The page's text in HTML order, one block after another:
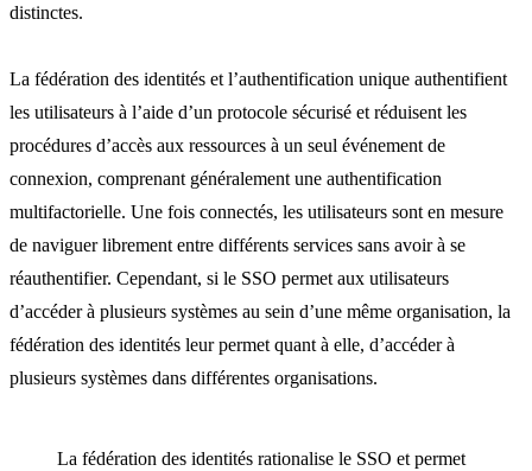
distinctes.
La fédération des identités et l’authentification unique authentifient
les utilisateurs à l’aide d’un protocole sécurisé et réduisent les
procédures d’accès aux ressources à un seul événement de
connexion, comprenant généralement une authentification
multifactorielle. Une fois connectés, les utilisateurs sont en mesure
de naviguer librement entre différents services sans avoir à se
réauthentifier. Cependant, si le SSO permet aux utilisateurs
d’accéder à plusieurs systèmes au sein d’une même organisation, la
fédération des identités leur permet quant à elle, d’accéder à
plusieurs systèmes dans différentes organisations.
La fédération des identités rationalise le SSO et permet